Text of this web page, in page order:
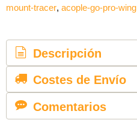
mount-tracer acople-go-pro-wing
Descripción
Costes de Envío
Comentarios